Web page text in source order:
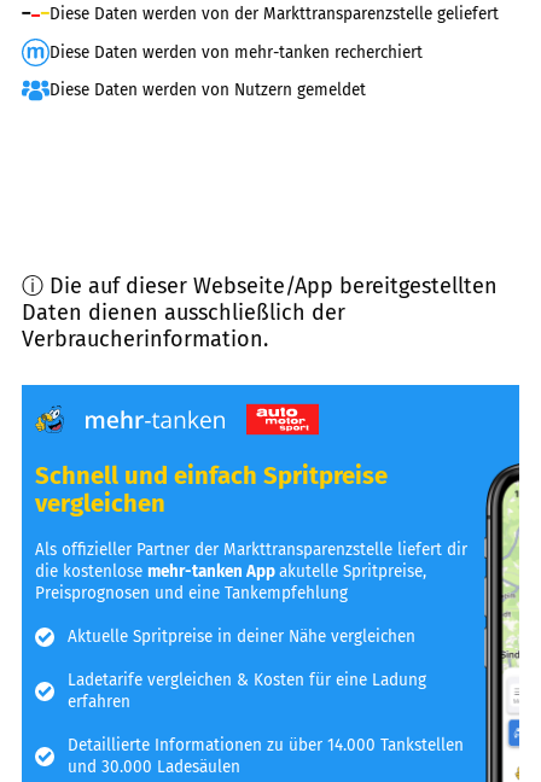
Diese Daten werden von der Markttransparenzstelle geliefert
Diese Daten werden von mehr-tanken recherchiert
Diese Daten werden von Nutzern gemeldet
ⓘ Die auf dieser Webseite/App bereitgestellten
Daten dienen ausschließlich der
Verbraucherinformation.
Schnell und einfach Spritpreise
vergleichen
Als offizieller Partner der Markttransparenzstelle liefert dir
die kostenlosemehr-tanken Appakutelle Spritpreise,
Preisprognosen und eine Tankempfehlung
Aktuelle Spritpreise in deiner Nähe vergleichen
Ladetarife vergleichen & Kosten für eine Ladung
erfahren
Detaillierte Informationen zu über 14.000 Tankstellen
und 30.000 Ladesäulen